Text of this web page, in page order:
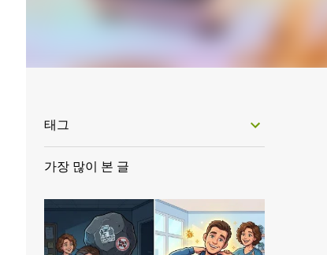
태그
가장 많이 본 글